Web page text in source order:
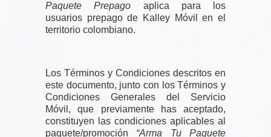
Paquete Prepago aplica para los
usuarios prepago de Kalley Móvil en el
territorio colombiano.
Los Términos y Condiciones descritos en
este documento, junto con los Términos y
Condiciones Generales del Servicio
Móvil, que previamente has aceptado,
constituyen las condiciones aplicables al
paquete/promoción “Arma Tu Paquete